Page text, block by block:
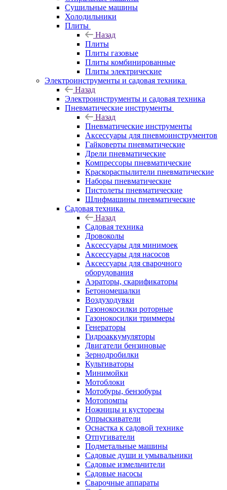
Сушильные машины
Холодильники
Плиты
Назад
Плиты
Плиты газовые
Плиты комбинированные
Плиты электрические
Электроинструменты и садовая техника
Назад
Электроинструменты и садовая техника
Пневматические инструменты
Назад
Пневматические инструменты
Аксессуары для пневмоинструментов
Гайковерты пневматические
Дрели пневматические
Компрессоры пневматические
Краскораспылители пневматические
Наборы пневматические
Пистолеты пневматические
Шлифмашины пневматические
Садовая техника
Назад
Садовая техника
Дровоколы
Аксессуары для минимоек
Аксессуары для насосов
Аксессуары для сварочного
оборудования
Аэраторы, скарификаторы
Бетономешалки
Воздуходувки
Газонокосилки роторные
Газонокосилки триммеры
Генераторы
Гидроаккумуляторы
Двигатели бензиновые
Зернодробилки
Культиваторы
Минимойки
Мотоблоки
Мотобуры, бензобуры
Мотопомпы
Ножницы и кусторезы
Опрыскиватели
Оснастка к садовой технике
Отпугиватели
Подметальные машины
Садовые души и умывальники
Садовые измельчители
Садовые насосы
Сварочные аппараты